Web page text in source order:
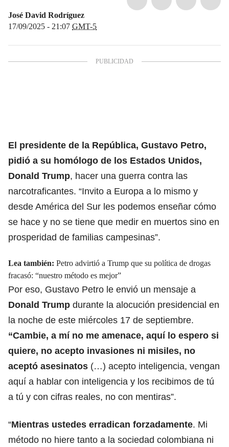
José David Rodríguez
17/09/2025 - 21:07 GMT-5
El presidente de la República, Gustavo Petro,
pidió a su homólogo de los Estados Unidos,
Donald Trump, hacer una guerra contra las
narcotraficantes. “Invito a Europa a lo mismo y
desde América del Sur les podemos enseñar cómo
se hace y no se tiene que medir en muertos sino en
prosperidad de familias campesinas”.
Lea también: Petro advirtió a Trump que su política de drogas
fracasó: “nuestro método es mejor”
Por eso, Gustavo Petro le envió un mensaje a
Donald Trump durante la alocución presidencial en
la noche de este miércoles 17 de septiembre.
“Cambie, a mí no me amenace, aquí lo espero si
quiere, no acepto invasiones ni misiles, no
aceptó asesinatos (…) acepto inteligencia, vengan
aquí a hablar con inteligencia y los recibimos de tú
a tú y con cifras reales, no con mentiras”.
“Mientras ustedes erradican forzadamente. Mi
método no hiere tanto a la sociedad colombiana ni